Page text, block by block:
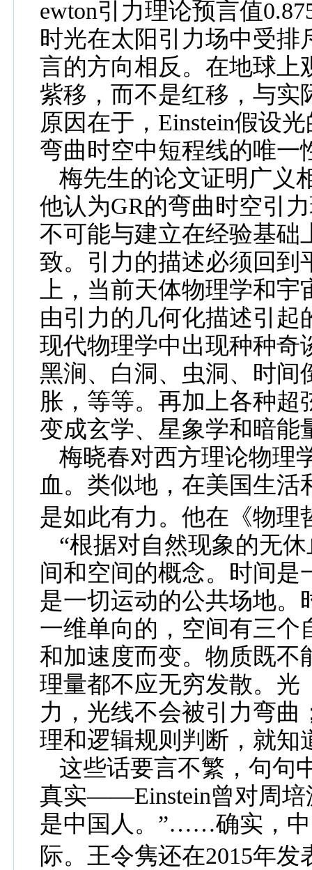
ewton引力理论预言值
时光在太阳引力场中受排
言的方向相反。在地球上
紫移，而不是红移，与实
原因在于， Einstein假设
弯曲时空中短程线的唯一
梅先生的论文证明广义
他认为GR的弯曲时空引
不可能与建立在经验基础
致。引力的描述必须回到
上，当前天体物理学和
由引力的几何化描述引起
现代物理学中出现种种奇
黑涧、白洞、虫洞、时间
胀，等等。再加上各种
变成玄学、星象学和暗能
梅晓春对西方理论物理
血。类似地，在美国生
是如此有力。他在《物理
“根据对自然现象的无休
间和空间的概念。时间是
是一切运动的公共场地。
一维单向的， 空间有三个
和加速度而变。物质既不
理量都不应无穷发散。光
力，光线不会被引力弯曲
理和逻辑规则判断，就知
这些话要言不繁，句句
真实——Einstein曾对周
是中国人。”……确实，
际。王令隽还在2015年发